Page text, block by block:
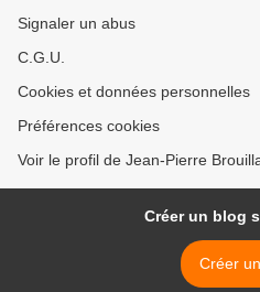
Signaler un abus
C.G.U.
Cookies et données personnelles
Préférences cookies
Voir le profil de Jean-Pierre
Créer un blog
Créer